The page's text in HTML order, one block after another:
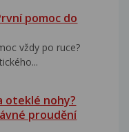
pomoc do
vždy po ruce?
oteklé nohy?
proudění